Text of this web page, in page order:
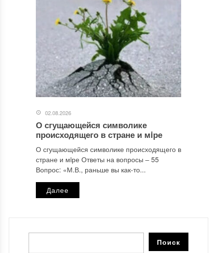
02.08.2026
О сгущающейся символике
происходящего в стране и мiре
О сгущающейся символике происходящего в
стране и мiре Ответы на вопросы ‒ 55
Вопрос: «М.В., раньше вы как-то...
Далее